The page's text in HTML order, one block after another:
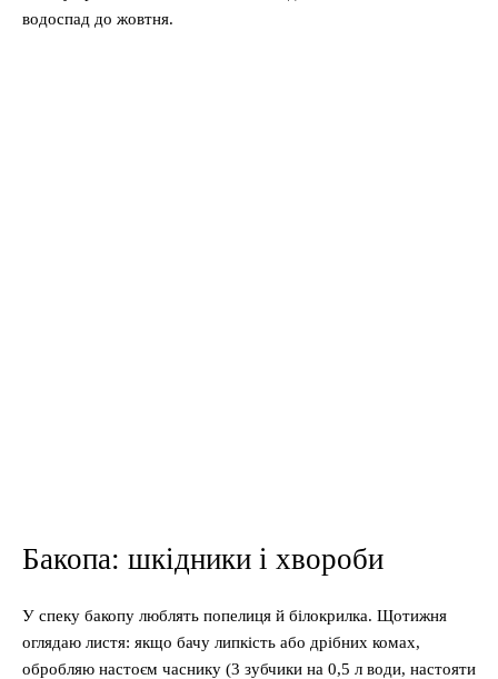
водоспад до жовтня.
Бакопа: шкідники і хвороби
У спеку бакопу люблять попелиця й білокрилка. Щотижня
оглядаю листя: якщо бачу липкість або дрібних комах,
обробляю настоєм часнику (3 зубчики на 0,5 л води, настояти